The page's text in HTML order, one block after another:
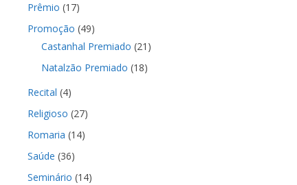
Prêmio (17)
Promoção (49)
Castanhal Premiado (21)
Natalzão Premiado (18)
Recital (4)
Religioso (27)
Romaria (14)
Saúde (36)
Seminário (14)